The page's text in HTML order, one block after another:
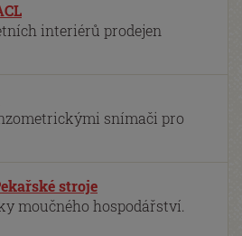
interiérů prodejen
snímači pro
stroje
moučného hospodářství.